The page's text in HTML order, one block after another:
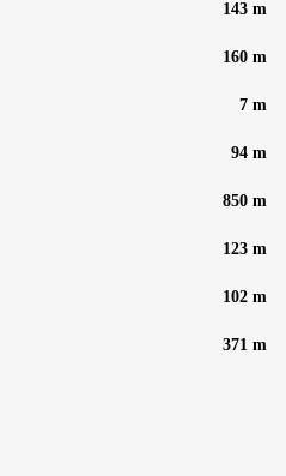
143 m
160 m
7 m
94 m
850 m
123 m
102 m
371 m